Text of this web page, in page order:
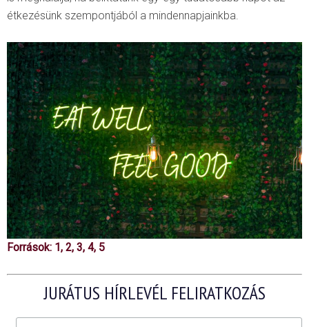
étkezésünk szempontjából a mindennapjainkba.
Források: 1 , 2, 3, 4, 5
JURÁTUS HÍRLEVÉL FELIRATKOZÁS